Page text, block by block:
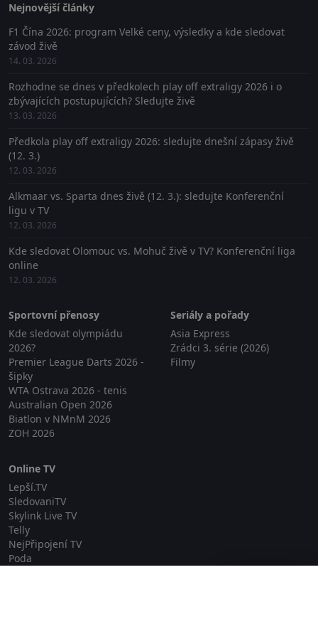
Nejnovější články
F1 Čína 2026: program Velké ceny, výsledky a kde sledovat
závod živě
14. 03. 2026
Rozhodne se dnes v předkolech play off extraligy 2026 i o
zbývajících postupujících? Sledujte živě
13. 03. 2026
Předkola play off extraligy 2026: sledujte dnešní zápasy živě
(12. 3.)
12. 03. 2026
Alkmaar vs. Sparta dnes živě (12. 3.): sledujte Konferenční
ligu v TV
12. 03. 2026
Kde sledovat Olomouc vs. Mohuč živě v TV? Konferenční liga
online
12. 03. 2026
Sportovní přenosy
Kde sledovat olympiádu
2026?
Premier League Darts 2026 -
šipky
WTA Ostrava 2026 - tenis
Australian Open 2026
Biatlon v NMnM 2026
ZOH 2026
Seriály a pořady
Asia Express
Zrádci 3. série (2026)
Filmy
Online TV
Lepší.TV
SledovaniTV
Skylink Live TV
Telly
NejPřipojení TV
Poda